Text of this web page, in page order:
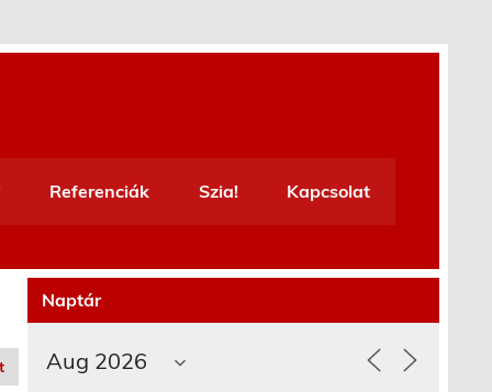
Referenciák Szia! Kapcsolat
Naptár